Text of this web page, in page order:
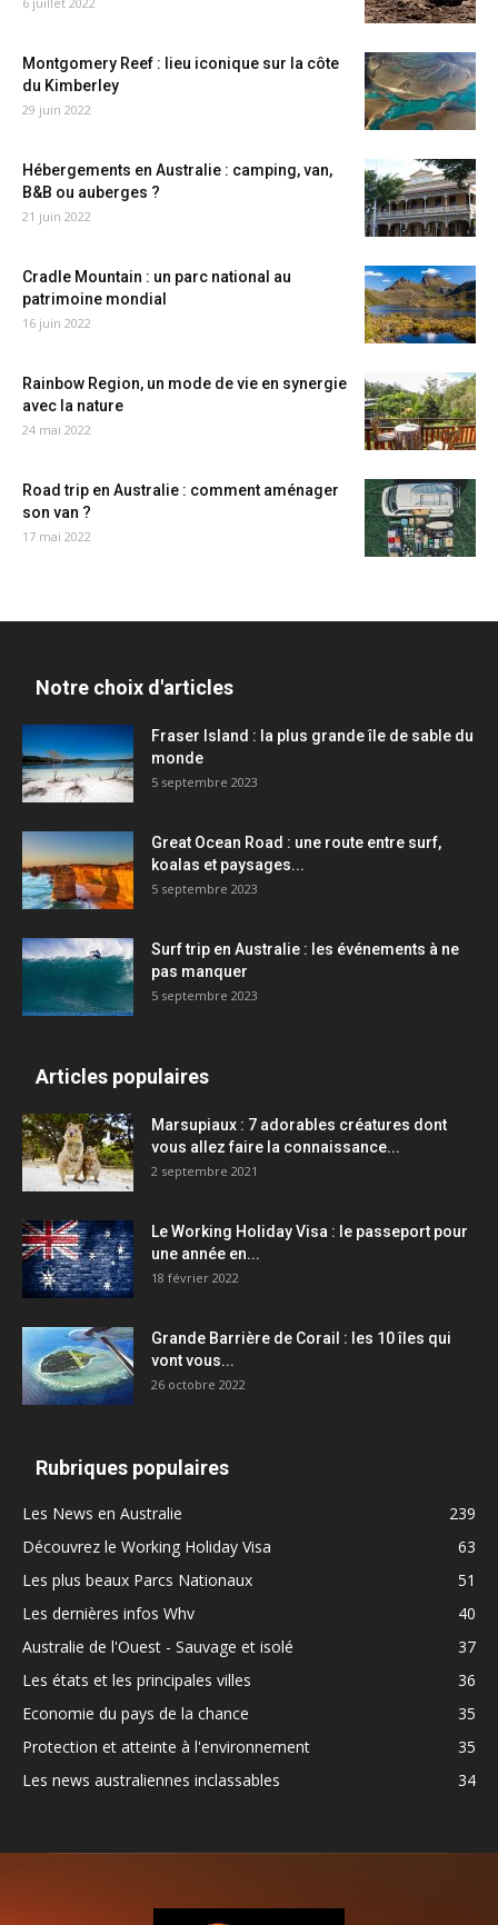
Montgomery Reef : lieu iconique sur la côte
du Kimberley
29 juin 2022
Hébergements en Australie : camping, van,
B&B ou auberges ?
21 juin 2022
Cradle Mountain : un parc national au
patrimoine mondial
16 juin 2022
Rainbow Region, un mode de vie en synergie
avec la nature
24 mai 2022
Road trip en Australie : comment aménager
son van ?
17 mai 2022
Notre choix d'articles
Fraser Island : la plus grande île de sable du
monde
5 septembre 2023
Great Ocean Road : une route entre surf,
koalas et paysages...
5 septembre 2023
Surf trip en Australie : les événements à ne
pas manquer
5 septembre 2023
Articles populaires
Marsupiaux : 7 adorables créatures dont
vous allez faire la connaissance...
2 septembre 2021
Le Working Holiday Visa : le passeport pour
une année en...
18 février 2022
Grande Barrière de Corail : les 10 îles qui
vont vous...
26 octobre 2022
Rubriques populaires
Les News en Australie
239
Découvrez le Working Holiday Visa
63
Les plus beaux Parcs Nationaux
51
Les dernières infos Whv
40
Australie de l'Ouest - Sauvage et isolé
37
Les états et les principales villes
36
Economie du pays de la chance
35
Protection et atteinte à l'environnement
35
Les news australiennes inclassables
34